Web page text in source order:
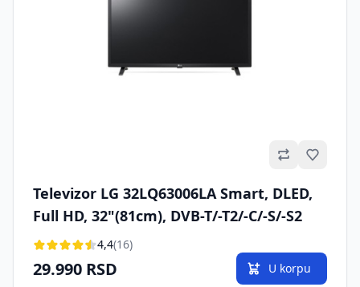
Televizor LG 32LQ63006LA Smart, DLED,
Full HD, 32"(81cm), DVB-T/​-T2/​-C/​-S/​-S2
4,4(16)
29.990 RSD U korpu